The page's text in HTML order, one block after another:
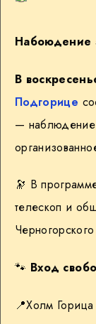
Набоюдение
В
Подгорице
— наблюдение
🔭 В
телескоп и
🐾 Вход
📍Холм